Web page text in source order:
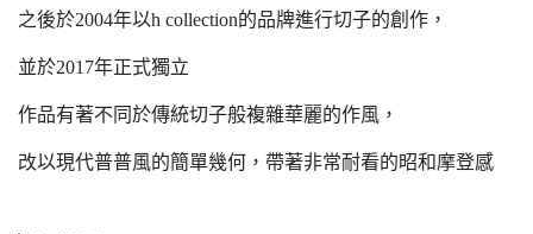
之後於2004年以h collection的品牌進行切子的創作，
並於2017年正式獨立
作品有著不同於傳統切子般複雜華麗的作風，
改以現代普普風的簡單幾何，帶著非常耐看的昭和摩登感